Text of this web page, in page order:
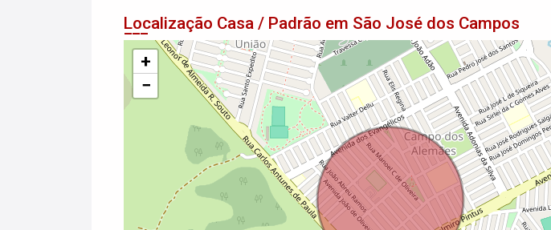
Localização Casa / Padrão em São José dos Campos
+
−